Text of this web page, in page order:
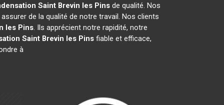
Saint Brevin les Pinsde qualité. Nos
de la qualité de notre travail. Nos clients
les Pins. Ils apprécient notre rapidité, notre
Saint Brevin les Pins fiable et efficace,
à